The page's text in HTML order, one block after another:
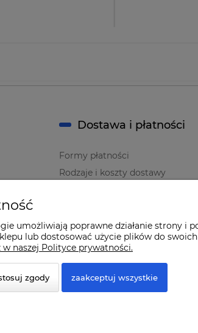
Dostawa i płatności
Formy płatności
Rodzaje i koszty dostawy
umożliwiają poprawne działanie strony i
lub dostosować użycie plików do
naszej Polityce prywatności.
zgody zaakceptuj wszystkie